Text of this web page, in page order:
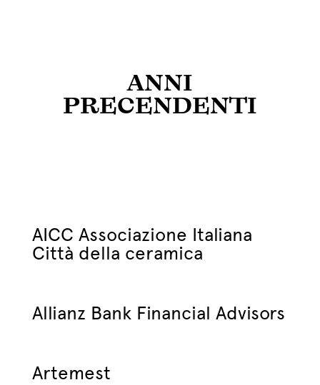
ANNI
PRECENDENTI
AICC Associazione Italiana
Città della ceramica
Allianz Bank Financial Advisors
Artemest